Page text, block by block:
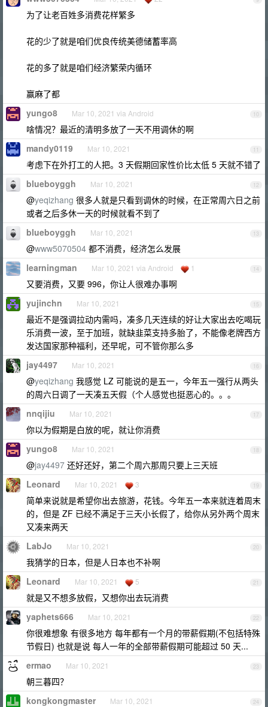
为了让老百姓多消费花样繁多
花的少了就是咱们优良传统美德储蓄率高
花的多了就是咱们经济繁荣内循环
赢麻了都
10
yungo8 Mar 10, 2021 via Android
啥情况？最近的清明多放了一天不用调休的啊
11
mandy0119 Mar 10, 2021
考虑下在外打工的人把。3 天假期回家性价比太低 5 天就不错了
12
blueboyggh Mar 10, 2021
@yeqizhang 很多人就是只看到调休的时候，在正常周六日之前
或者之后多休一天的时候就看不到了
13
blueboyggh Mar 10, 2021
@www5070504 都不消费，经济怎么发展
14
learningman Mar 10, 2021 via Android 1
又要消费，又要 996，你让人很难办事啊
15
yujinchn Mar 10, 2021
最近不是强调拉动内需吗，凑多几天连续的好让大家出去吃喝玩
乐消费一波，至于加班，就缺韭菜支持多胎了，不能像老牌西方
发达国家那种福利，还早呢，可不管你那么多
16
jay4497 Mar 10, 2021
@yeqizhang 我感觉 LZ 可能说的是五一，今年五一强行从两头
的周六日调了一天凑五天假（个人感觉也挺恶心的。。。
17
nnqijiu Mar 10, 2021
你以为假期是白放的呢，就让你消费
18
yungo8 Mar 10, 2021
@jay4497 还好还好，第二个周六那周只要上三天班
19
Leonard Mar 10, 2021 3
简单来说就是希望你出去旅游，花钱。今年五一本来就连着周末
的，但是 ZF 已经不满足于三天小长假了，给你从另外两个周末
又凑来两天
20
LabJo Mar 10, 2021
我猜学的日本，但是人日本也不补啊
21
Leonard Mar 10, 2021 5
就是又不想多放假，又想你出去玩消费
22
yaphets666 Mar 10, 2021
你很难想象 有很多地方 每年都有一个月的带薪假期(不包括特殊
节假日) 也就是说 每人一年的全部带薪假期可能超过 50 天...
23
ermao Mar 10, 2021
朝三暮四？
24
kongkongmaster Mar 10, 2021